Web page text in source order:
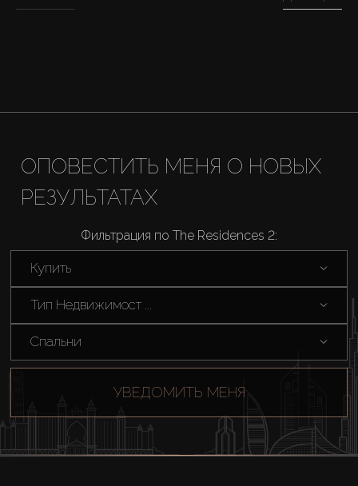
Агенты
ОПОВЕСТИТЬ МЕНЯ О НОВЫХ
РЕЗУЛЬТАТАХ
Фильтрация по The Residences 2:
Купить
Тип Недвижимост ...
Спальни
УВЕДОМИТЬ МЕНЯ